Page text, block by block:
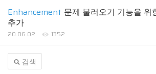
Enhancement 문제 불러오기 기능을 위
추가
20.06.02. 1352
검색